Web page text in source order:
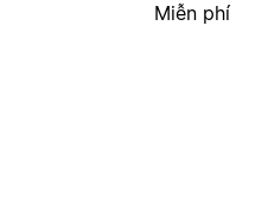
Miễn phí